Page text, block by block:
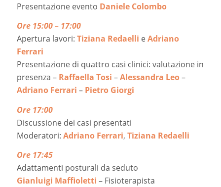
Presentazione evento Daniele Colombo
Ore 15:00 – 17:00
Apertura lavori: Tiziana Redaelli eAdriano
Ferrari
Presentazione di quattro casi clinici: valutazione in
presenza – Raffaella Tosi –Alessandra Leo–
Adriano Ferrari – Pietro Giorgi
Ore 17:00
Discussione dei casi presentati
Moderatori: Adriano Ferrari, Tiziana Redaelli
Ore 17:45
Adattamenti posturali da seduto
Gianluigi Maffioletti – Fisioterapista